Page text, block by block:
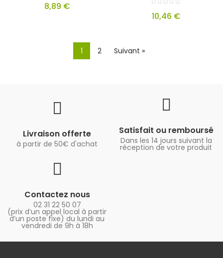
8,89 €
10,46 €
1 2 Suivant »
Livraison offerte
à partir de 50€ d'achat
Satisfait ou remboursé
Dans les 14 jours suivant la
réception de votre produit
Contactez nous
02 31 22 50 07
(prix d’un appel local à partir
d’un poste fixe) du lundi au
vendredi de 9h à 18h